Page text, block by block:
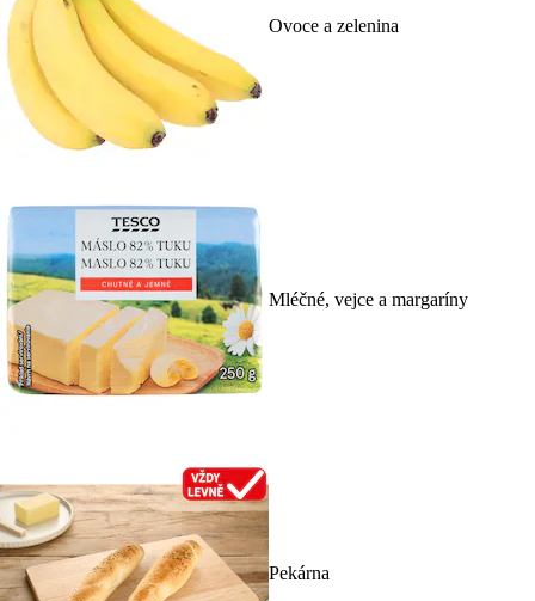
Ovoce a zelenina
Mléčné, vejce a margaríny
Pekárna